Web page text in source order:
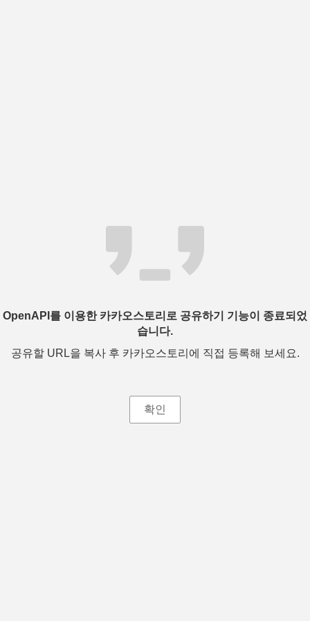
OpenAPI를 이용한 카카오스토리로 공유하기 기능이 종료되었
습니다.
공유할 URL을 복사 후 카카오스토리에 직접 등록해 보세요.
확인